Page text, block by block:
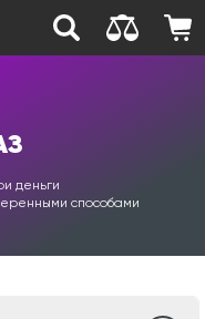
деньги
способами